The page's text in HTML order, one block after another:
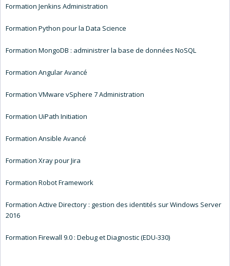
Formation Jenkins Administration
Formation Python pour la Data Science
Formation MongoDB : administrer la base de données NoSQL
Formation Angular Avancé
Formation VMware vSphere 7 Administration
Formation UiPath Initiation
Formation Ansible Avancé
Formation Xray pour Jira
Formation Robot Framework
Formation Active Directory : gestion des identités sur Windows Server
2016
Formation Firewall 9.0 : Debug et Diagnostic (EDU-330)